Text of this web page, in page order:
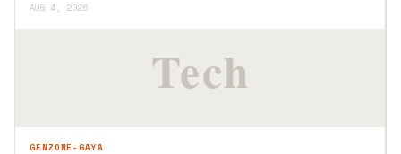
AUG 4, 2026
GENZONE-GAYA